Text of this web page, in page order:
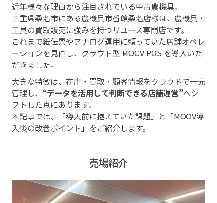
近年様々な理由から注目されている中古農機具。
三重県桑名市にある農機具市番館桑名店様は、農機具・
工具の買取販売に強みを持つリユース専門店です。
これまで紙伝票やアナログ運用に頼っていた店舗オペレ
ーションを見直し、クラウド型 MOOV POS を導入いた
だきました。
大きな特徴は、在庫・買取・顧客情報をクラウドで一元
管理し、 “データを活用して判断できる店舗運営”へシ
フトした点にあります。
本記事では、「導入前に抱えていた課題」と「MOOV導
入後の改善ポイント」をご紹介します。
売場紹介